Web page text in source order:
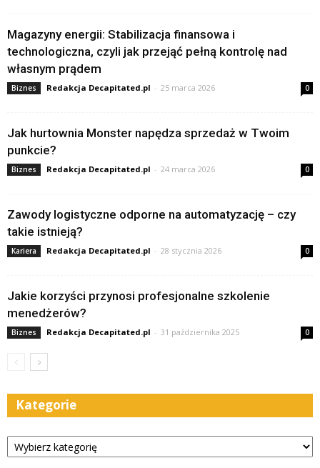
Magazyny energii: Stabilizacja finansowa i
technologiczna, czyli jak przejąć pełną kontrolę nad
własnym prądem
Biznes Redakcja Decapitated.pl - 25 marca 2026 0
Jak hurtownia Monster napędza sprzedaż w Twoim
punkcie?
Biznes Redakcja Decapitated.pl - 24 marca 2026 0
Zawody logistyczne odporne na automatyzację – czy
takie istnieją?
Kariera Redakcja Decapitated.pl - 28 stycznia 2026 0
Jakie korzyści przynosi profesjonalne szkolenie
menedżerów?
Biznes Redakcja Decapitated.pl - 31 października 2025 0
Kategorie
Kategorie